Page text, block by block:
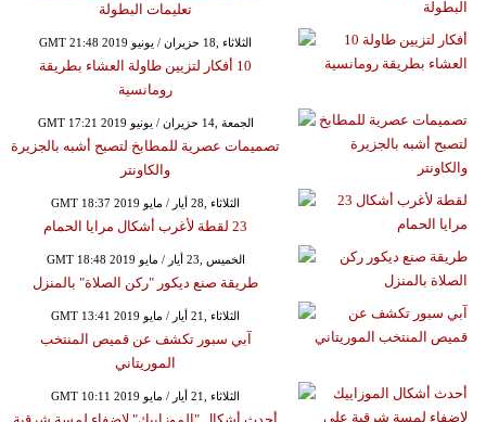
تعليمات البطولة
GMT 21:48 2019 الثلاثاء ,18 حزيران / يونيو
10 أفكار لتزيين طاولة العشاء بطريقة
رومانسية
GMT 17:21 2019 الجمعة ,14 حزيران / يونيو
تصميمات عصرية للمطابخ لتصبح أشبه بالجزيرة
والكاونتر
GMT 18:37 2019 الثلاثاء ,28 أيار / مايو
23 لقطة لأغرب أشكال مرايا الحمام
GMT 18:48 2019 الخميس ,23 أيار / مايو
طريقة صنع ديكور "ركن الصلاة" بالمنزل
GMT 13:41 2019 الثلاثاء ,21 أيار / مايو
آبي سبور تكشف عن قميص المنتخب
الموريتاني
GMT 10:11 2019 الثلاثاء ,21 أيار / مايو